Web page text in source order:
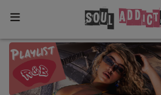
Home
Toutes les News